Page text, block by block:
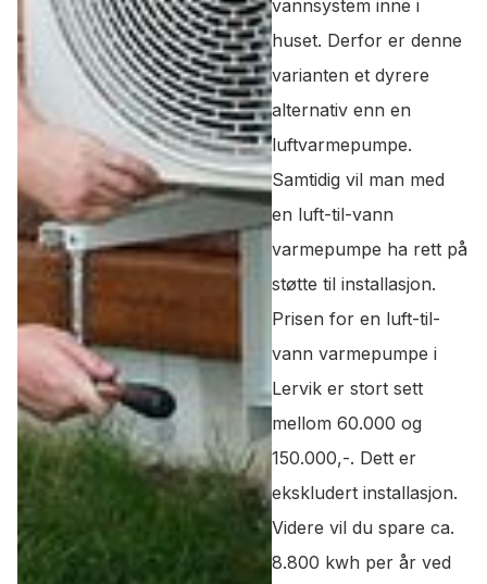
vannsystem inne i
huset. Derfor er denne
varianten et dyrere
alternativ enn en
luftvarmepumpe.
Samtidig vil man med
en luft-til-vann
varmepumpe ha rett på
støtte til installasjon.
Prisen for en luft-til-
vann varmepumpe i
Lervik er stort sett
mellom 60.000 og
150.000,-. Dett er
ekskludert installasjon.
Videre vil du spare ca.
8.800 kwh per år ved